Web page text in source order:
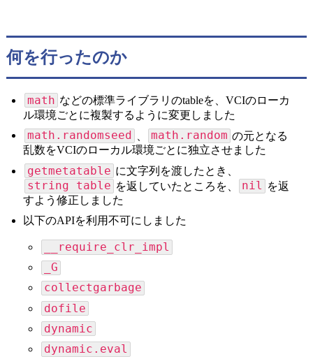
何を行ったのか
math などの標準ライブラリのtableを、VCIのローカ
ル環境ごとに複製するように変更しました
math.randomseed math.random の元となる
乱数をVCIのローカル環境ごとに独立させました
getmetatable に文字列を渡したとき、
string table を返していたところを、 nil を返
すよう修正しました
以下のAPIを利用不可にしました
__require_clr_impl
_G
collectgarbage
dofile
dynamic
dynamic.eval